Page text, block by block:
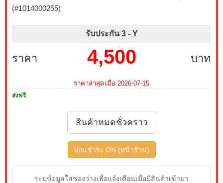
(#1014000255)
รับประกัน 3 - Y
ราคา บาท
4,500
ราคาล่าสุดเมื่อ 2026-07-15
ส่งฟรี
สินค้าหมดชั่วคราว
ผ่อนชำระ 0% (หน้าร้าน)
ระบุข้อมูลใส่ช่องว่างเพื่อแจ้งเตือนเมื่อมีสินค้าเข้ามา